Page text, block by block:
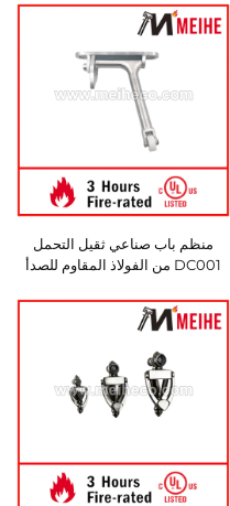
اليسرى/اليمنى للاستخدام في
الأبواب
منظم باب صناعي ثقيل التحمل
DC001 من الفولاذ المقاوم للصدأ
واحدة